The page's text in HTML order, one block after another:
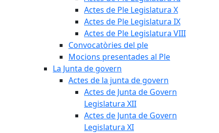
Actes de Ple Legislatura X
Actes de Ple Legislatura IX
Actes de Ple Legislatura VIII
Convocatòries del ple
Mocions presentades al Ple
La Junta de govern
Actes de la junta de govern
Actes de Junta de Govern
Legislatura XII
Actes de Junta de Govern
Legislatura XI